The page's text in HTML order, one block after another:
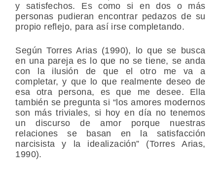
y satisfechos. Es como si en dos o más
personas pudieran encontrar pedazos de su
propio reflejo, para así irse completando.
Según Torres Arias (1990), lo que se busca
en una pareja es lo que no se tiene, se anda
con la ilusión de que el otro me va a
completar, y que lo que realmente deseo de
esa otra persona, es que me desee. Ella
también se pregunta si “los amores modernos
son más triviales, si hoy en día no tenemos
un discurso de amor porque nuestras
relaciones se basan en la satisfacción
narcisista y la idealización” (Torres Arias,
1990).